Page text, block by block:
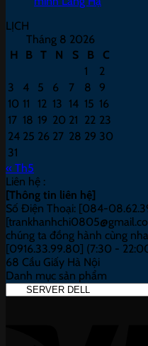
LỊCH
Tháng 8 2026
H
B T N S B
C
1
2
3
4 5 6 7 8
9
10 11 12 13 14 15 16
17 18 19 20 21 22 23
24 25 26 27 28 29 30
31
« Th5
Liên hệ :
[Thông tin liên hệ]
Số Điện Thoại: [084-
chúng ta đồng hành cùng
[0916.33.99.80] (7:30 -
68 Cầu Giấy Hà Nội
Danh mục sản phẩm